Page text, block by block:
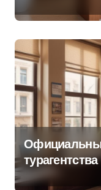
продаж по